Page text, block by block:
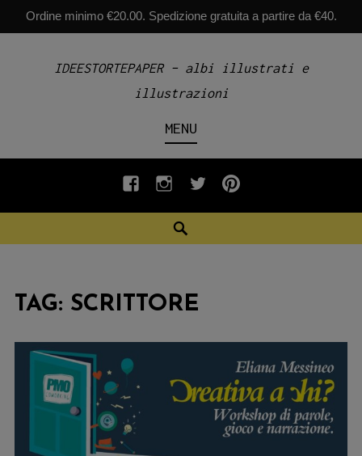
Ordine minimo €20.00. Spedizione gratuita a partire da €40.
IDEESTORTEPAPER – albi illustrati e
illustrazioni
MENU
fb INSTAGRAM
twiterpinterest
TAG: SCRITTORE